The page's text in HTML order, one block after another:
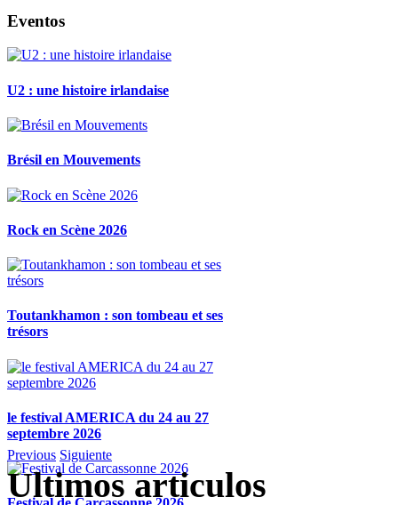
Eventos
U2 : une histoire irlandaise
Brésil en Mouvements
Rock en Scène 2026
Toutankhamon : son tombeau et ses
trésors
le festival AMERICA du 24 au 27
septembre 2026
Previous Siguiente
Ultimos articulos